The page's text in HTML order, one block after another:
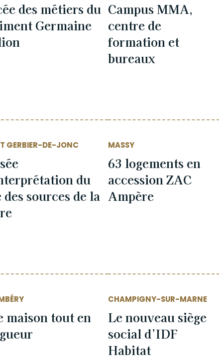
des métiers du
Germaine
Campus MMA,
centre de
formation et
bureaux
GERBIER-DE-JONC
du
des sources de la
MASSY
63 logements en
accession ZAC
Ampère
maison tout en
CHAMPIGNY-SUR-MARNE
Le nouveau siège
social d’IDF
Habitat